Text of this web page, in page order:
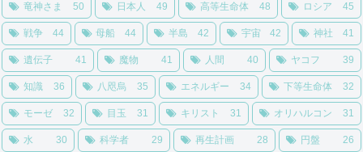
竜神さま 50 日本人 49 高等生命体 48 ロシア 45
戦争 44 母船 44 半島 42 宇宙 42 神社 41
遺伝子 41 魔物 41 人間 40 ヤコフ 39
知識 36 八咫烏 35 エネルギー 34 下等生命体 32
モーゼ 32 目玉 31 キリスト 31 オリハルコン 31
水 30 科学者 29 再生計画 28 円盤 26